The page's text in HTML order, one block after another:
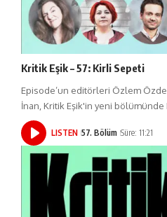
Kritik Eşik – 57: Kirli Sepeti
Episode’un editörleri Özlem
İnan, Kritik Eşik'in yeni
LISTEN 57. Bölüm Süre: 11:21